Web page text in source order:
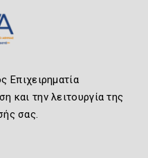
Επιχειρηματία
και την λειτουργία της
σας.